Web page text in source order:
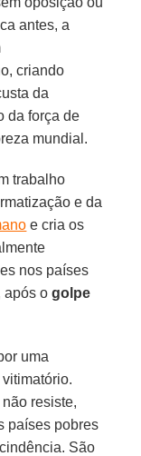
antes, a
criando
da
da força de
mundial.
trabalho
e da
e cria os
nos países
após ogolpe
uma
resiste,
países pobres
São